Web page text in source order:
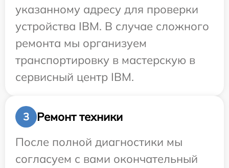
указанному адресу для проверки
устройства IBM. В случае сложного
ремонта мы организуем
транспортировку в мастерскую в
сервисный центр IBM.
3
Ремонт техники
После полной диагностики мы
согласуем с вами окончательный